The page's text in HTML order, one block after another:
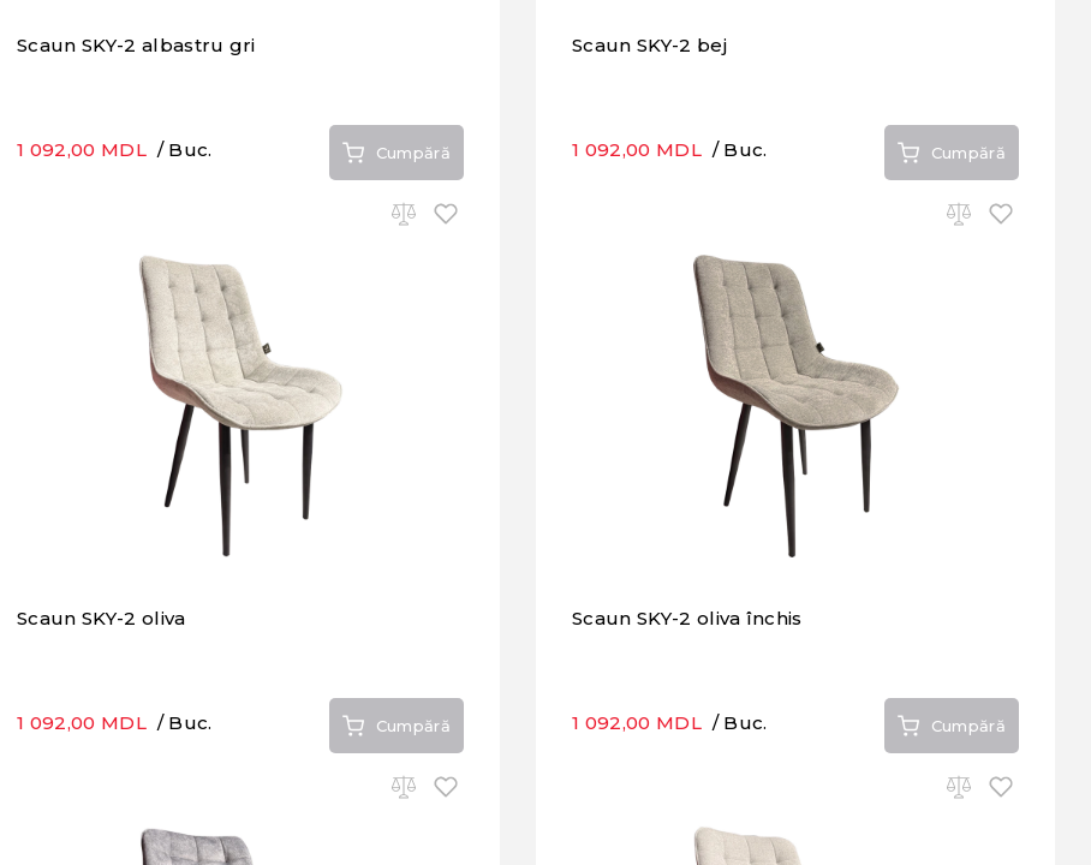
Scaun SKY-2 albastru gri
1 092,00 MDL / Buc. Cumpără
Scaun SKY-2 bej
1 092,00 MDL / Buc. Cumpără
Scaun SKY-2 oliva
1 092,00 MDL / Buc. Cumpără
Scaun SKY-2 oliva închis
1 092,00 MDL / Buc. Cumpără